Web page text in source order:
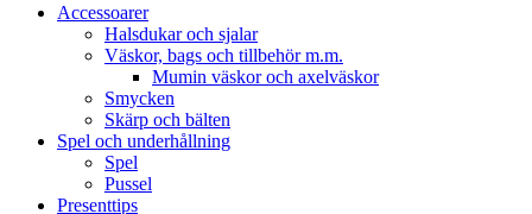
Accessoarer
Halsdukar och sjalar
Väskor, bags och tillbehör m.m.
Mumin väskor och axelväskor
Smycken
Skärp och bälten
Spel och underhållning
Spel
Pussel
Presenttips